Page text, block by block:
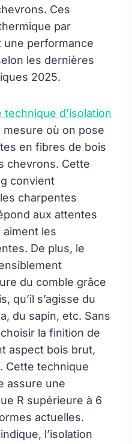
Ces
par
une performance
les dernières
2025.
technique d’isolation
mesure où on pose
en fibres de bois
chevrons. Cette
convient
charpentes
aux attentes
les
De plus, le
du comble grâce
qu’il s’agisse du
du sapin, etc. Sans
la finition de
aspect bois brut,
Cette technique
assure une
R supérieure à 6
actuelles.
l’isolation